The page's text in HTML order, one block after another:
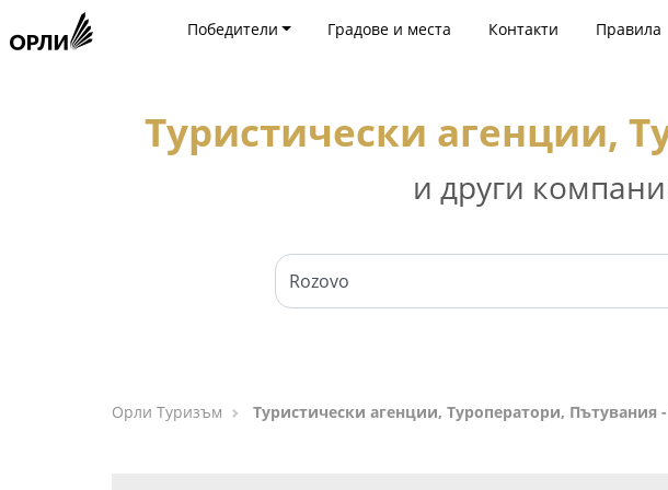
Победители Градове и места Контакти Правила
Туристически агенции,
и други
Орли Туризъм Туристически агенции, Туроператори, Пътувания